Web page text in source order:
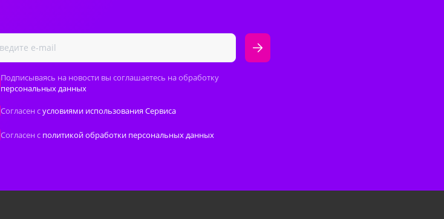
Подписываясь на новости вы соглашаетесь на обработку
персональных данных
Согласен сусловиями использования Сервиса
Согласен с политикой обработки персональных данных